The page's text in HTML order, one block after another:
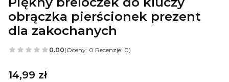
obrączka pierścionek prezent
dla zakochanych
0.00(Oceny: 0 Recenzje: 0)
Cena
14,99 zł